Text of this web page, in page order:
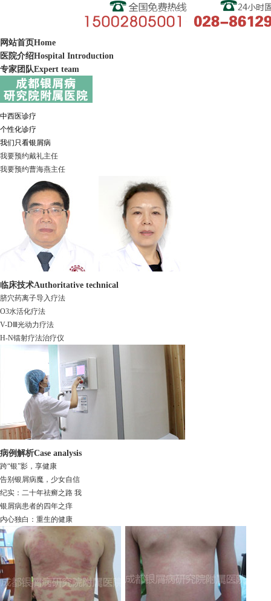
网站首页Home
医院介绍Hospital Introduction
专家团队Expert team
中西医诊疗
个性化诊疗
我们只看银屑病
我要预约戴礼主任
我要预约曹海燕主任
临床技术Authoritative technical
脐穴药离子导入疗法
O3水活化疗法
V-DⅢ光动力疗法
H-N镭射疗法治疗仪
病例解析Case analysis
跨“银”影，享健康
告别银屑病魔，少女自信
纪实：二十年祛癣之路 我
银屑病患者的四年之痒
内心独白：重生的健康